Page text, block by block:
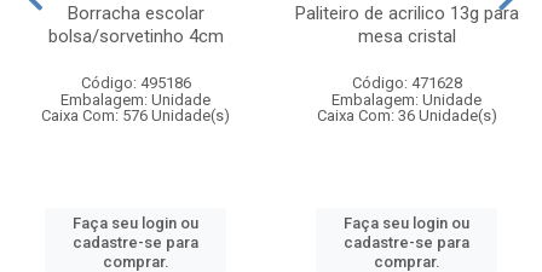
Borracha escolar
bolsa/sorvetinho 4cm
Código: 495186
Embalagem: Unidade
Caixa Com: 576 Unidade(s)
Faça seu login ou
cadastre-se para
comprar.
Paliteiro de acrilico 13g para
mesa cristal
Código: 471628
Embalagem: Unidade
Caixa Com: 36 Unidade(s)
Faça seu login ou
cadastre-se para
comprar.